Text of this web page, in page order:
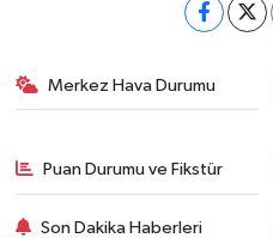
Merkez Hava Durumu
Puan Durumu ve Fikstür
Son Dakika Haberleri